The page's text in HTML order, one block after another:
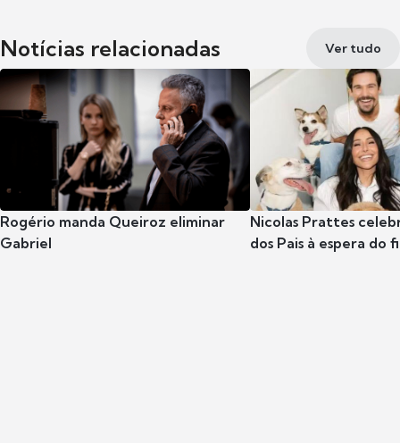
Notícias relacionadas Ver tudo
Rogério manda Queiroz eliminar
Gabriel
Nicolas Prattes
dos Pais à espera do